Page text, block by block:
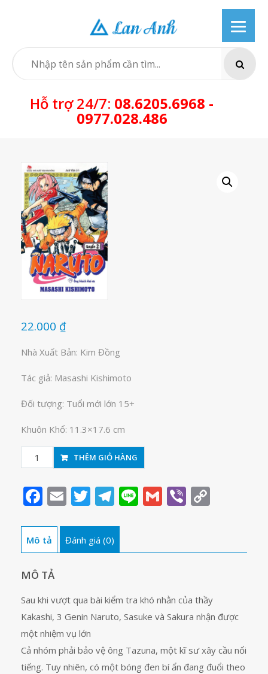
SEARCH
Hỗ trợ 24/7: 08.6205.6968 -
0977.028.486
22.000 ₫
Nhà Xuất Bản: Kim Đồng
Tác giả: Masashi Kishimoto
Đối tượng: Tuổi mới lớn 15+
Khuôn Khổ: 11.3×17.6 cm
Naruto
tập
số
THÊM GIỎ HÀNG
Facebook
EmailTwitter
Telegram
LineGmail
Viber
Mô tả Đánh giá (0)
MÔ TẢ
Sau khi vượt qua bài kiểm tra khó nhằn của thầy
Kakashi, 3 Genin Naruto, Sasuke và Sakura nhận được
một nhiệm vụ lớn
Cả nhóm phải bảo vệ ông Tazuna, một kĩ sư xây cầu nổi
tiếng. Tuy nhiên, có một bóng đen bí ẩn đang đuổi theo